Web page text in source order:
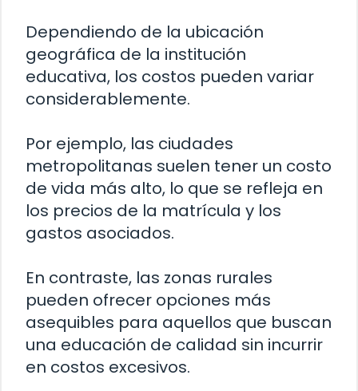
Dependiendo de la ubicación
geográfica de la institución
educativa, los costos pueden variar
considerablemente.
Por ejemplo, las ciudades
metropolitanas suelen tener un costo
de vida más alto, lo que se refleja en
los precios de la matrícula y los
gastos asociados.
En contraste, las zonas rurales
pueden ofrecer opciones más
asequibles para aquellos que buscan
una educación de calidad sin incurrir
en costos excesivos.